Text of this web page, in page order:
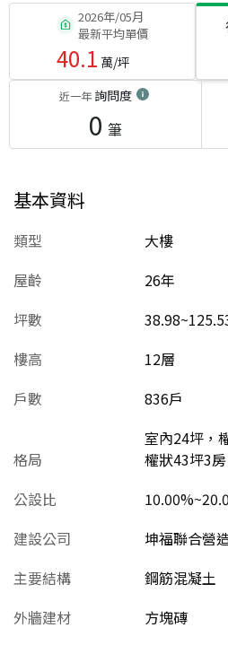
2026年/05月
最新平均單價
40.1 萬/坪
近一年詢問度
0 筆
基本資料
類型
大樓
屋齡
26年
坪數
樓高
12層
戶數
836戶
格局
室內24坪，
權狀43坪3房
公設比
建設公司
坤福聯合營
主要結構
鋼筋混凝土
外牆建材
方塊磚